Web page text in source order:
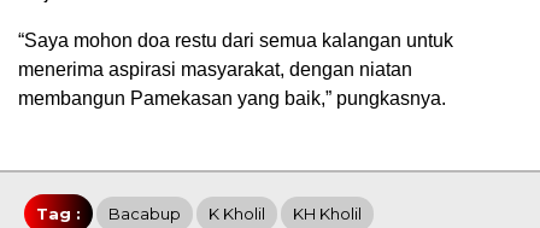
“Saya mohon doa restu dari semua kalangan untuk
menerima aspirasi masyarakat, dengan niatan
membangun Pamekasan yang baik,” pungkasnya.
Tag : Bacabup K Kholil KH Kholil